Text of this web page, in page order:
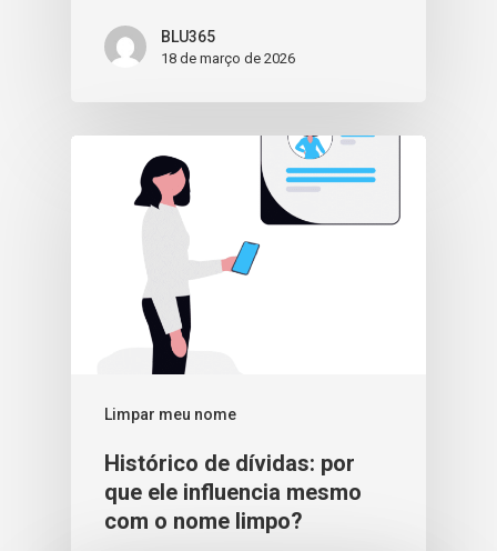
BLU365
18 de março de 2026
Limpar meu nome
Histórico de dívidas: por
que ele influencia mesmo
com o nome limpo?